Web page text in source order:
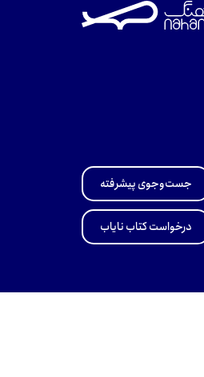
جست‌وجوی پیشرفته
درخواست کتاب نایاب